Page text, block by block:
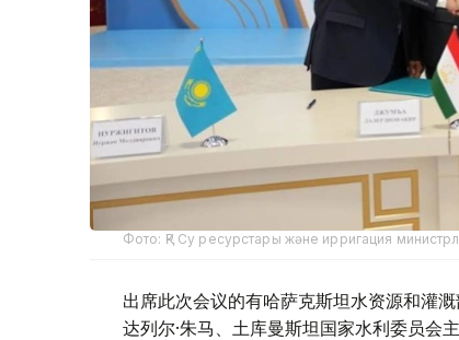
Фото: ҚР Су ресурстары және ирригация
出席此次会议的有哈萨克斯坦水资源和灌
达列尔·朱马、土库曼斯坦国家水利委员会